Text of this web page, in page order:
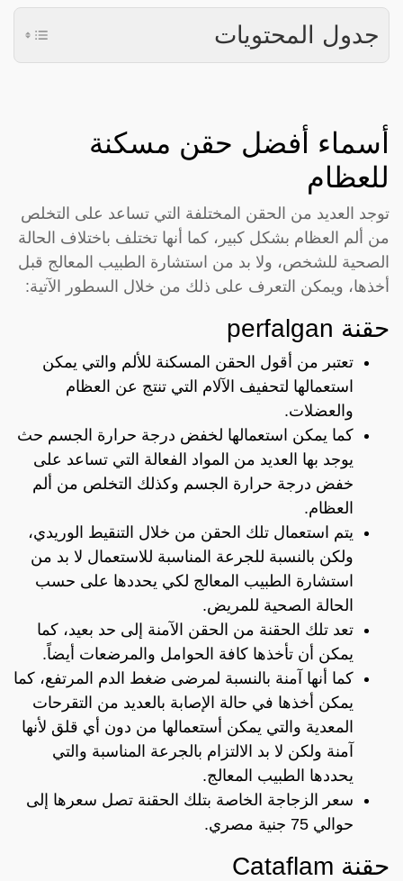
جدول المحتويات
أسماء أفضل حقن مسكنة
للعظام
توجد العديد من الحقن المختلفة التي تساعد على التخلص
من ألم العظام بشكل كبير، كما أنها تختلف باختلاف الحالة
الصحية للشخص، ولا بد من استشارة الطبيب المعالج قبل
أخذها، ويمكن التعرف على ذلك من خلال السطور الآتية:
حقنة perfalgan
تعتبر من أقول الحقن المسكنة للألم والتي يمكن
استعمالها لتحفيف الآلام التي تنتج عن العظام
والعضلات.
كما يمكن استعمالها لخفض درجة حرارة الجسم حث
يوجد بها العديد من المواد الفعالة التي تساعد على
خفض درجة حرارة الجسم وكذلك التخلص من ألم
العظام.
يتم استعمال تلك الحقن من خلال التنقيط الوريدي،
ولكن بالنسبة للجرعة المناسبة للاستعمال لا بد من
استشارة الطبيب المعالج لكي يحددها على حسب
الحالة الصحية للمريض.
تعد تلك الحقنة من الحقن الآمنة إلى حد بعيد، كما
يمكن أن تأخذها كافة الحوامل والمرضعات أيضاً.
كما أنها آمنة بالنسبة لمرضى ضغط الدم المرتفع، كما
يمكن أخذها في حالة الإصابة بالعديد من التقرحات
المعدية والتي يمكن أستعمالها من دون أي قلق لأنها
آمنة ولكن لا بد الالتزام بالجرعة المناسبة والتي
يحددها الطبيب المعالج.
سعر الزجاجة الخاصة بتلك الحقنة تصل سعرها إلى
حوالي 75 جنية مصري.
حقنة Cataflam